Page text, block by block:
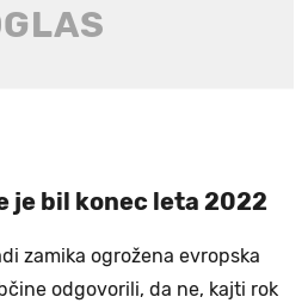
je bil konec leta 2022
zamika ogrožena evropska
odgovorili, da ne, kajti rok